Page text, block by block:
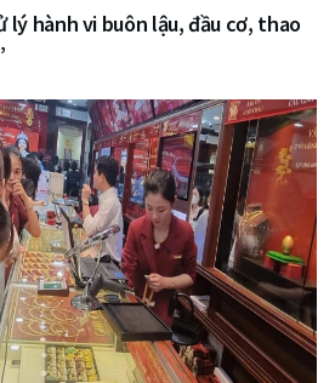
lý hành vi buôn lậu, đầu cơ, thao